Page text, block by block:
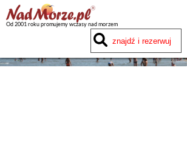
Od 2001 roku promujemy wczasy nad morzem